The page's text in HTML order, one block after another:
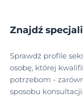
Znajdź
Sprawdź profile
osobę, której
potrzebom -
sposobu konsultacji.